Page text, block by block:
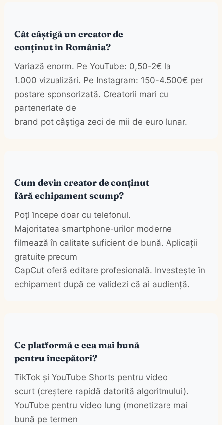
Cât câștigă un creator de
conținut în România?
Variază enorm. Pe YouTube: 0,50-2€ la
1.000 vizualizări. Pe Instagram: 150-4.500€ per
postare sponsorizată. Creatorii mari cu
parteneriate de
brand pot câștiga zeci de mii de euro lunar.
Cum devin creator de conținut
fără echipament scump?
Poți începe doar cu telefonul.
Majoritatea smartphone-urilor moderne
filmează în calitate suficient de bună. Aplicații
gratuite precum
CapCut oferă editare profesională. Investește în
echipament după ce validezi că ai audiență.
Ce platformă e cea mai bună
pentru începători?
TikTok și YouTube Shorts pentru video
scurt (creștere rapidă datorită algoritmului).
YouTube pentru video lung (monetizare mai
bună pe termen